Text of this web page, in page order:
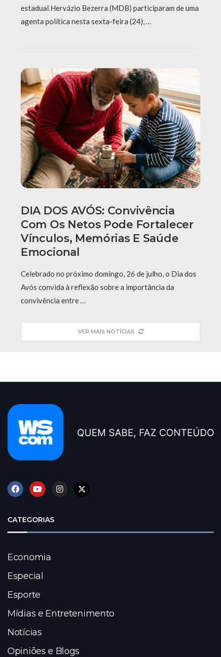
estadual Hervázio Bezerra (MDB) participaram de uma
agenta política nesta sexta-feira (24), …
DIA DOS AVÓS: Convivência
Com Os Netos Pode Fortalecer
Vínculos, Memórias E Saúde
Emocional
Celebrado no próximo domingo, 26 de julho, o Dia dos
Avós convida à reflexão sobre a importância da
convivência entre …
VER MAIS NOTÍCIAS
CATEGORIAS
Economia
Especial
Esporte
Mídias e Entretenimento
Notícias
Opiniões e Blogs